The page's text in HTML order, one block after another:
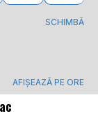
SCHIMBĂ
AFIŞEAZĂ PE ORE